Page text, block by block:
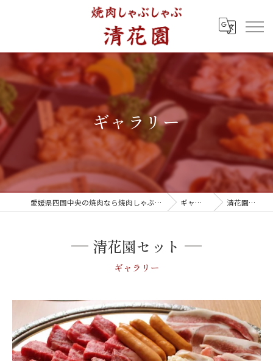
ギャラリー
愛媛県四国中央の焼肉なら焼肉しゃぶしゃぶ 清花園 ギャラリー 清花園セット
ギャラリー
清花園セット